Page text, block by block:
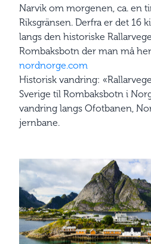
Narvik om morgenen, ca. en
Riksgränsen. Derfra er det 16
langs den historiske
Rombaksbotn der man må
nordnorge.com
Historisk vandring:
Sverige til Rombaksbotn i
vandring langs Ofotbanen,
jernbane.